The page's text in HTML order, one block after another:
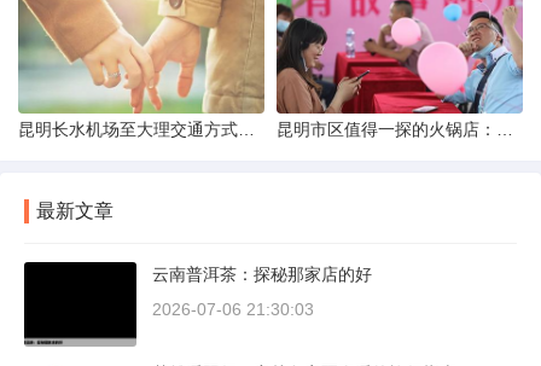
最新文章
云南普洱茶：探秘那家店的好
2026-07-06 21:30:03